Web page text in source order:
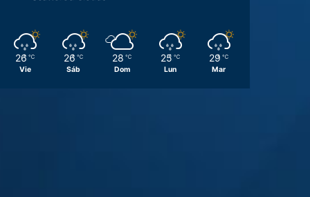
26 ℃
Vie
26 ℃
Sáb
28 ℃
Dom
25 ℃
Lun
29 ℃
Mar